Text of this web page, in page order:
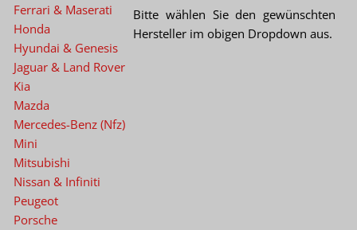
Ferrari & Maserati
Honda
Hyundai & Genesis
Jaguar & Land Rover
Kia
Mazda
Mercedes-Benz (Nfz)
Mini
Mitsubishi
Nissan & Infiniti
Peugeot
Porsche
Bitte wählen Sie den gewünschten
Hersteller im obigen Dropdown aus.